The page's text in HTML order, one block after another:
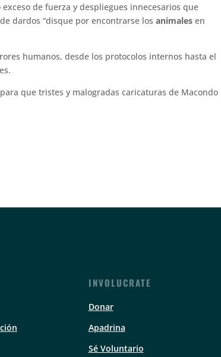
de fuerza y despliegues innecesarios que
dardos “disque por encontrarse los animales en
humanos, desde los protocolos internos hasta el
que tristes y malogradas caricaturas de Macondo
INVOLUCRATE
Donar
Apadrina
Sé Voluntario